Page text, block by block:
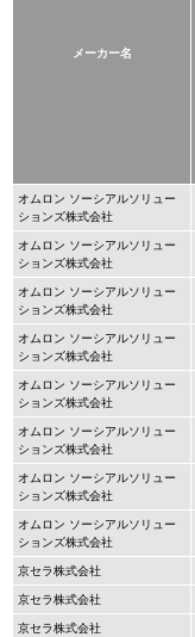
メーカー名
オムロン ソーシアルソリュー
ションズ株式会社
オムロン ソーシアルソリュー
ションズ株式会社
オムロン ソーシアルソリュー
ションズ株式会社
オムロン ソーシアルソリュー
ションズ株式会社
オムロン ソーシアルソリュー
ションズ株式会社
オムロン ソーシアルソリュー
ションズ株式会社
オムロン ソーシアルソリュー
ションズ株式会社
オムロン ソーシアルソリュー
ションズ株式会社
京セラ株式会社
京セラ株式会社
京セラ株式会社